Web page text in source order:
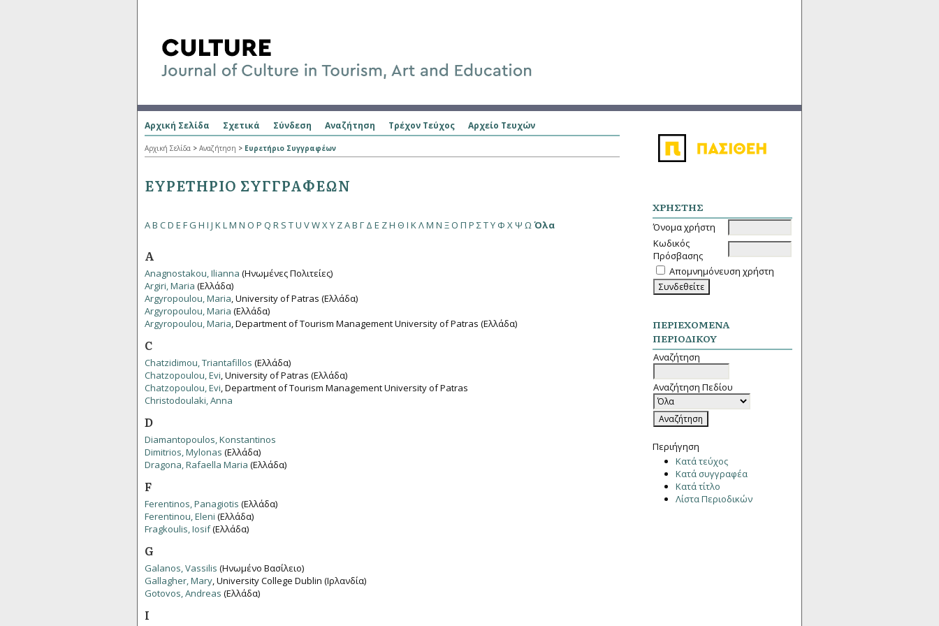
ΧΡΉΣΤΗΣ
Όνομα χρήστη
Κωδικός
Πρόσβασης
Απομνημόνευση χρήστη
ΠΕΡΙΕΧΌΜΕΝΑ
ΠΕΡΙΟΔΙΚΟΎ
Αναζήτηση
Αναζήτηση Πεδίου
Περιήγηση
Κατά τεύχος
Κατά συγγραφέα
Κατά τίτλο
Λίστα Περιοδικών
Αρχική Σελίδα Σχετικά Σύνδεση Αναζήτηση Τρέχον Τεύχος Αρχείο Τευχών
Αρχική Σελίδα > Αναζήτηση > Ευρετήριο Συγγραφέων
ΕΥΡΕΤΉΡΙΟ ΣΥΓΓΡΑΦΈΩΝ
AB CD E FG H I J KLM N O P Q R S TU VWXY ZΑΒ Γ Δ Ε ΖΗ Θ Ι ΚΛΜ Ν ΞΟ Π Ρ ΣΤΥ Φ ΧΨ ΩΌλα
A
Anagnostakou, Ilianna (Ηνωμένες Πολιτείες)
Argiri, Maria (Ελλάδα)
Argyropoulou, Maria, University of Patras (Ελλάδα)
Argyropoulou, Maria (Ελλάδα)
Argyropoulou, Maria, Department of Tourism Management University of Patras (Ελλάδα)
C
Chatzidimou, Triantafillos (Ελλάδα)
Chatzopoulou, Evi, University of Patras (Ελλάδα)
Chatzopoulou, Evi, Department of Tourism Management University of Patras
Christodoulaki, Anna
D
Diamantopoulos, Konstantinos
Dimitrios, Mylonas (Ελλάδα)
Dragona, Rafaella Maria (Ελλάδα)
F
Ferentinos, Panagiotis (Ελλάδα)
Ferentinou, Eleni (Ελλάδα)
Fragkoulis, Iosif(Ελλάδα)
G
Galanos, Vassilis (Ηνωμένο Βασίλειο)
Gallagher, Mary, University College Dublin (Ιρλανδία)
Gotovos, Andreas (Ελλάδα)
I